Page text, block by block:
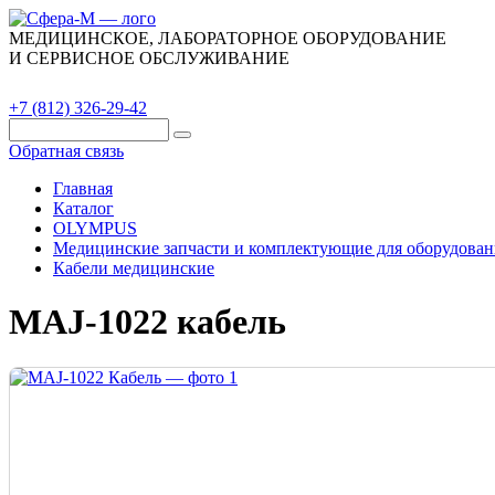
МЕДИЦИНСКОЕ, ЛАБОРАТОРНОЕ ОБОРУДОВАНИЕ
И СЕРВИСНОЕ ОБСЛУЖИВАНИЕ
+7 (812) 326-29-42
Обратная связь
Главная
Каталог
OLYMPUS
Медицинские запчасти и комплектующие для
Кабели медицинские
MAJ-1022 кабель